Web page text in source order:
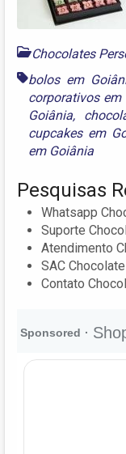
Chocolates
bolos em
corporativos em
Goiânia,
cupcakes em
em Goiânia
Pesquisas
Whatsapp
Suporte
Atendimento
SAC
Contato